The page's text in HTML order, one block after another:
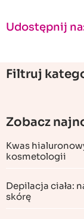
Udostępnij
Filtruj
Zobacz
Kwas
kosmetologii
Depilacja ciała:
skórę